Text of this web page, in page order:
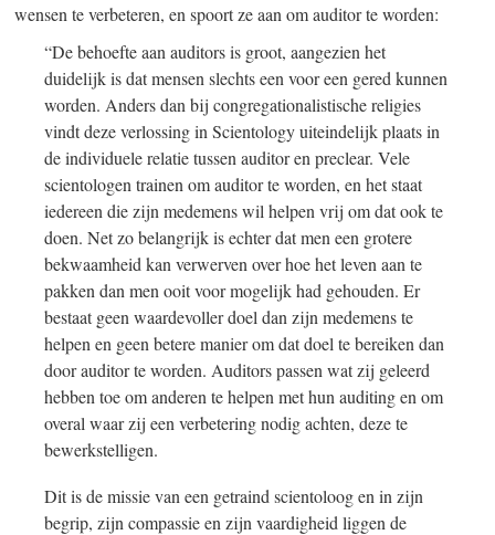
wensen te verbeteren, en spoort ze aan om auditor te worden:
“De behoefte aan auditors is groot, aangezien het
duidelijk is dat mensen slechts een voor een gered kunnen
worden. Anders dan bij congregationalistische religies
vindt deze verlossing in Scientology uiteindelijk plaats in
de individuele relatie tussen auditor en preclear. Vele
scientologen trainen om auditor te worden, en het staat
iedereen die zijn medemens wil helpen vrij om dat ook te
doen. Net zo belangrijk is echter dat men een grotere
bekwaamheid kan verwerven over hoe het leven aan te
pakken dan men ooit voor mogelijk had gehouden. Er
bestaat geen waardevoller doel dan zijn medemens te
helpen en geen betere manier om dat doel te bereiken dan
door auditor te worden. Auditors passen wat zij geleerd
hebben toe om anderen te helpen met hun auditing en om
overal waar zij een verbetering nodig achten, deze te
bewerkstelligen.
Dit is de missie van een getraind scientoloog en in zijn
begrip, zijn compassie en zijn vaardigheid liggen de